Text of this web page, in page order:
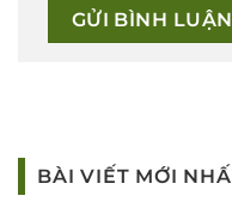
BÀI VIẾT MỚI